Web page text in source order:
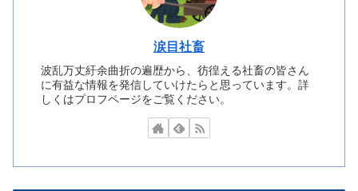
涙目社畜
波乱万丈紆余曲折の遍歴から、彷徨える社畜の皆さん
に有益な情報を発信していけたらと思っています。詳
しくはプロフページをご覧ください。